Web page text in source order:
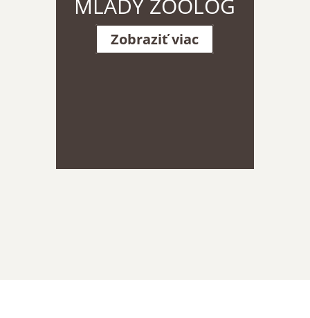
MLADÝ ZOOLÓG
Zobraziť viac